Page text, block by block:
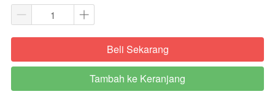
`Beli Sekarang
`
Tambah ke Keranjang